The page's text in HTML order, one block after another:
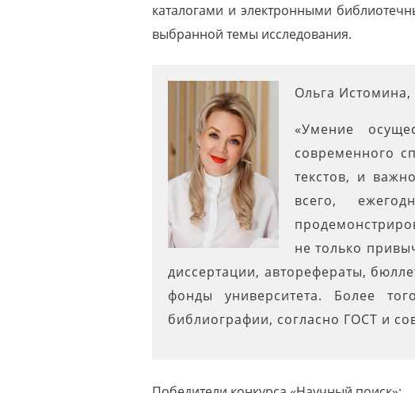
каталогами и электронными
выбранной темы исследования.
Ольга
«Умение
современного
текстов, и
всего,
не только
диссертации, авторефераты,
фонды университета. Более
библиографии, согласно ГОСТ и